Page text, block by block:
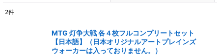
2件
MTG 灯争大戦 各４枚フルコンプリートセット
【日本語】（日本オリジナルアートプレインズ
ウォーカーは入っておりません。）